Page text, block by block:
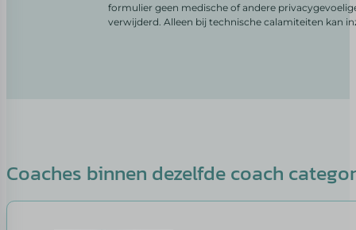
formulier geen medische of andere
verwijderd. Alleen bij technische calamiteiten kan
Coaches binnen dezelfde coach